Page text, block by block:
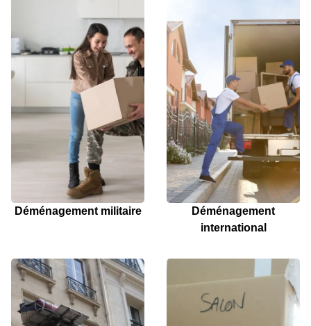
Déménagement militaire
Déménagement
international